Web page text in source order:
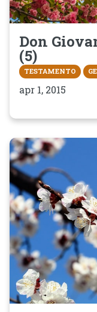
Don
(5)
TESTAMENTO
apr 1, 2015